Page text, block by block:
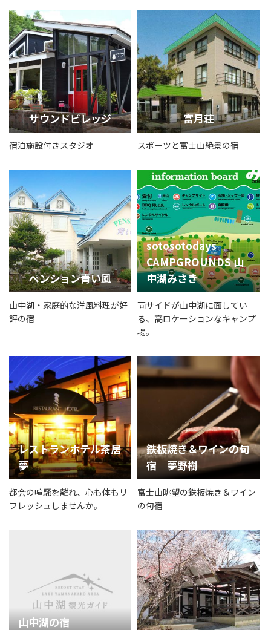
サウンドビレッジ
宿泊施設付きスタジオ
富月荘
スポーツと富士山絶景の宿
ペンション青い風
山中湖・家庭的な洋風料理が好
評の宿
sotosotodays
CAMPGROUNDS 山
中湖みさき
両サイドが山中湖に面してい
る、高ロケーションなキャンプ
場。
レストランホテル茶居
夢
都会の喧騒を離れ、心も体もリ
フレッシュしませんか。
鉄板焼き＆ワインの旬
宿 夢野樹
富士山眺望の鉄板焼き＆ワイン
の旬宿
山中湖の宿